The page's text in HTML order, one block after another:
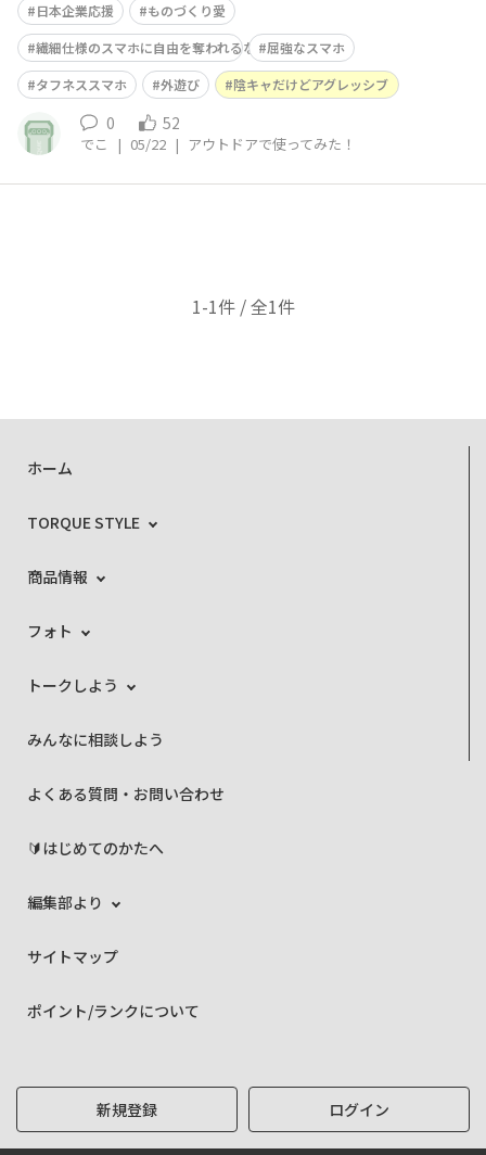
日本企業応援
ものづくり愛
繊細仕様のスマホに自由を奪われるな
屈強なスマホ
タフネススマホ
外遊び 陰キャだけどアグレッシブ
0 52
でこ | 05/22 | アウトドアで使ってみた！
1-1件 / 全1件
ホーム
TORQUE STYLE
商品情報
フォト
トークしよう
みんなに相談しよう
よくある質問・お問い合わせ
🔰はじめてのかたへ
編集部より
サイトマップ
ポイント/ランクについて
新規登録 ログイン